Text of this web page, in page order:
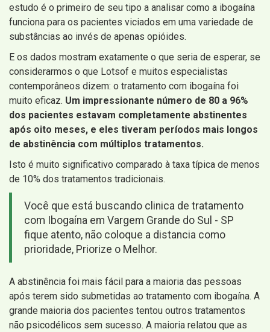
estudo é o primeiro de seu tipo a analisar como a ibogaína
funciona para os pacientes viciados em uma variedade de
substâncias ao invés de apenas opióides.
E os dados mostram exatamente o que seria de esperar, se
considerarmos o que Lotsof e muitos especialistas
contemporâneos dizem: o tratamento com ibogaína foi
muito eficaz. Um impressionante número de 80 a 96%
dos pacientes estavam completamente abstinentes
após oito meses, e eles tiveram períodos mais longos
de abstinência com múltiplos tratamentos.
Isto é muito significativo comparado à taxa típica de menos
de 10% dos tratamentos tradicionais.
Você que está buscando clinica de tratamento
com Ibogaína em Vargem Grande do Sul - SP
fique atento, não coloque a distancia como
prioridade, Priorize o Melhor.
A abstinência foi mais fácil para a maioria das pessoas
após terem sido submetidas ao tratamento com ibogaína. A
grande maioria dos pacientes tentou outros tratamentos
não psicodélicos sem sucesso. A maioria relatou que as